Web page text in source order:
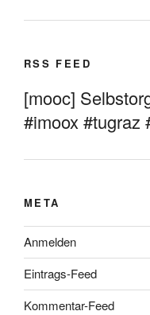
RSS FEED
[mooc]
#imoox #tugraz
META
Anmelden
Eintrags-Feed
Kommentar-Feed